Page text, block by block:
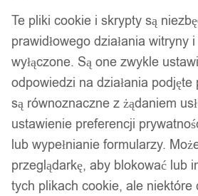
SUCHY BASEN Z
KULKAMI KOJEC DLA
Te pliki cookie i skrypty są
prawidłowego działania witryny
wyłączone. Są one zwykle
odpowiedzi na działania
są równoznaczne z żądaniem
ustawienie preferencji
lub wypełnianie formularzy.
przeglądarkę, aby blokować lub
tych plikach cookie, ale niektóre